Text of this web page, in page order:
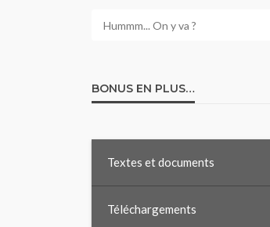
BONUS EN PLUS…
Textes et documents
Téléchargements